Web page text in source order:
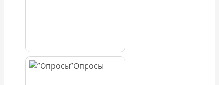
Опросы